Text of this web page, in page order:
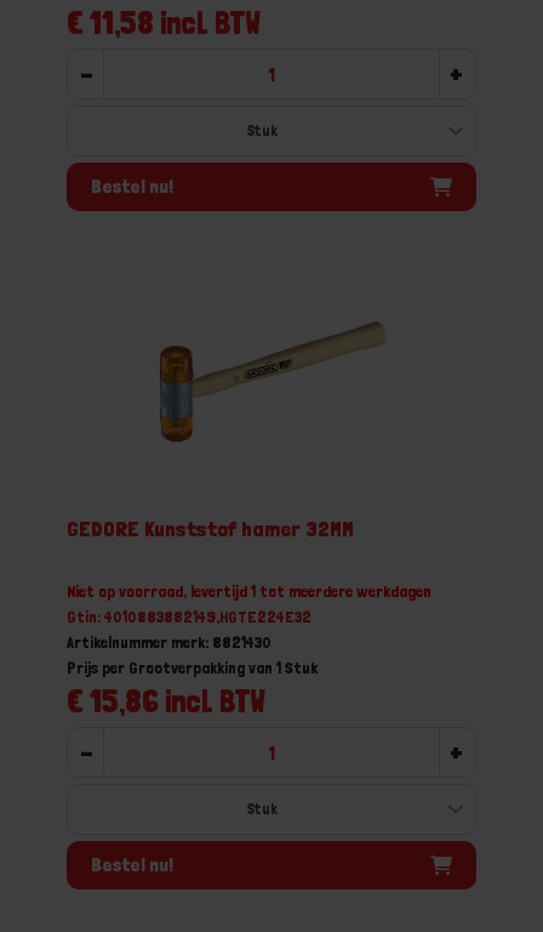
€ 11,58 incl. BTW
- +
Bestel nu!
GEDORE Kunststof hamer 32MM
Niet op voorraad, levertijd 1 tot meerdere werkdagen
Gtin: 4010883882149,HGTE224E32
Artikelnummer merk: 8821430
€ 15,86 incl. BTW
Prijs per Grootverpakking van 1 Stuk
- +
Bestel nu!